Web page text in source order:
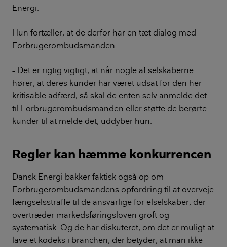
Energi.
Hun fortæller, at de derfor har en tæt dialog med
Forbrugerombudsmanden.
– Det er rigtig vigtigt, at når nogle af selskaberne
hører, at deres kunder har været udsat for den her
kritisable adfærd, så skal de enten selv anmelde det
til Forbrugerombudsmanden eller støtte de berørte
kunder til at melde det, uddyber hun.
Regler kan hæmme konkurrencen
Dansk Energi bakker faktisk også op om
Forbrugerombudsmandens opfordring til at overveje
fængselsstraffe til de ansvarlige for elselskaber, der
overtræder markedsføringsloven groft og
systematisk. Og de har diskuteret, om det er muligt at
lave et kodeks i branchen, der betyder, at man ikke